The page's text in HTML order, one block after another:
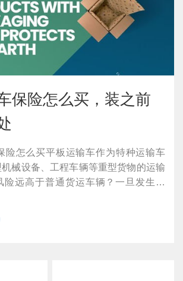
保险怎么买，装之前
险怎么买平板运输车作为特种运输车
械设备、工程车辆等重型货物的运输
险远高于普通货运车辆？一旦发生事